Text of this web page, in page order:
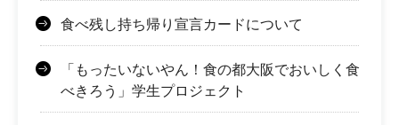
食べ残し持ち帰り宣言カードについて
「もったいないやん！食の都大阪でおいしく食
べきろう」学生プロジェクト